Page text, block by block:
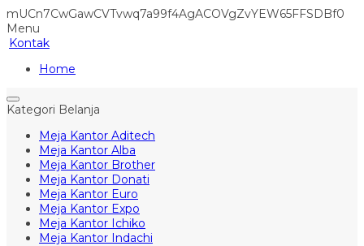
mUCn7CwGawCVTvwq7a99f4AgACOVgZvYEW65FFSDBf0
Menu
Kontak
Home
Kategori Belanja
Meja Kantor Aditech
Meja Kantor Alba
Meja Kantor Brother
Meja Kantor Donati
Meja Kantor Euro
Meja Kantor Expo
Meja Kantor Ichiko
Meja Kantor Indachi